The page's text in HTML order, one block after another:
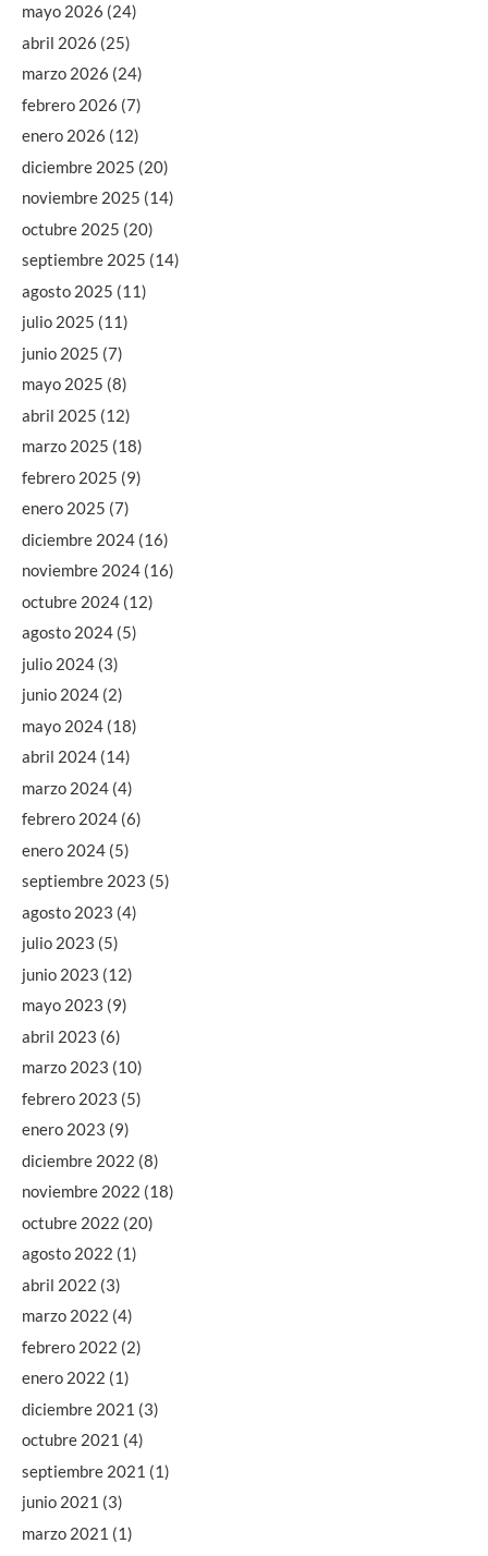
mayo 2026 (24)
abril 2026 (25)
marzo 2026 (24)
febrero 2026 (7)
enero 2026 (12)
diciembre 2025 (20)
noviembre 2025 (14)
octubre 2025 (20)
septiembre 2025 (14)
agosto 2025 (11)
julio 2025 (11)
junio 2025 (7)
mayo 2025 (8)
abril 2025 (12)
marzo 2025 (18)
febrero 2025 (9)
enero 2025 (7)
diciembre 2024 (16)
noviembre 2024 (16)
octubre 2024 (12)
agosto 2024 (5)
julio 2024 (3)
junio 2024 (2)
mayo 2024 (18)
abril 2024 (14)
marzo 2024 (4)
febrero 2024 (6)
enero 2024 (5)
septiembre 2023 (5)
agosto 2023 (4)
julio 2023 (5)
junio 2023 (12)
mayo 2023 (9)
abril 2023 (6)
marzo 2023 (10)
febrero 2023 (5)
enero 2023 (9)
diciembre 2022 (8)
noviembre 2022 (18)
octubre 2022 (20)
agosto 2022 (1)
abril 2022 (3)
marzo 2022 (4)
febrero 2022 (2)
enero 2022 (1)
diciembre 2021 (3)
octubre 2021 (4)
septiembre 2021 (1)
junio 2021 (3)
marzo 2021 (1)